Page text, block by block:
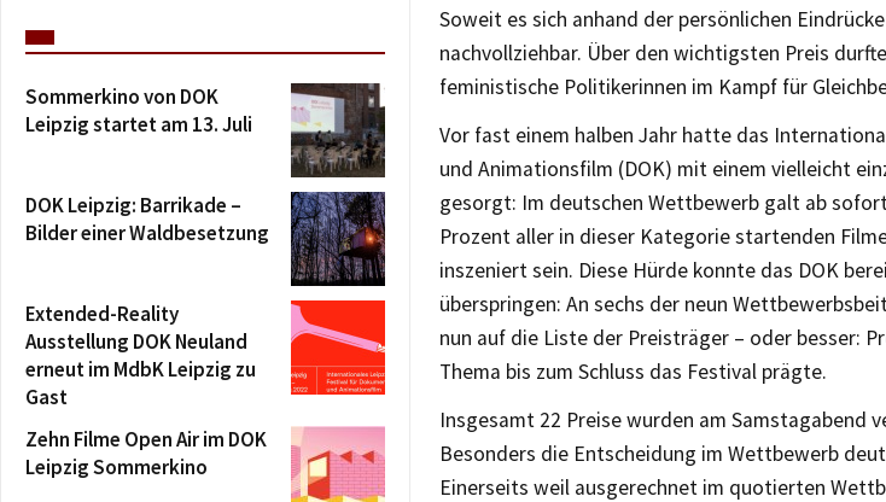
Soweit es sich anhand der persönlichen
nachvollziehbar. Über den wichtigsten Preis
feministische Politikerinnen im Kampf für
Vor fast einem halben Jahr hatte das
und Animationsfilm (DOK) mit einem vielleicht
gesorgt: Im deutschen Wettbewerb galt ab
Prozent aller in dieser Kategorie startenden
inszeniert sein. Diese Hürde konnte das DOK
überspringen: An sechs der neun
nun auf die Liste der Preisträger – oder besser:
Thema bis zum Schluss das Festival prägte.
Insgesamt 22 Preise wurden am Samstagabend
Besonders die Entscheidung im Wettbewerb
Einerseits weil ausgerechnet im quotierten
Sommerkino von DOK
Leipzig startet am 13. Juli
DOK Leipzig: Barrikade –
Bilder einer Waldbesetzung
Extended-Reality
Ausstellung DOK Neuland
erneut im MdbK Leipzig zu
Gast
Zehn Filme Open Air im DOK
Leipzig Sommerkino